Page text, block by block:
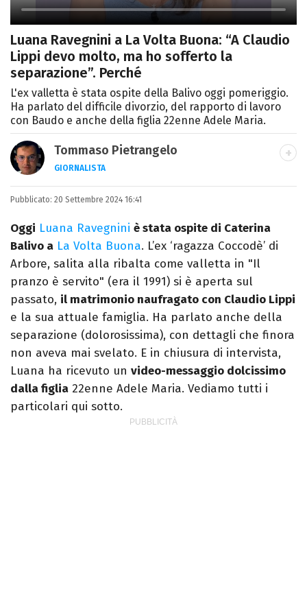
Luana Ravegnini a La Volta Buona: “A Claudio
Lippi devo molto, ma ho sofferto la
separazione”. Perché
L'ex valletta è stata ospite della Balivo oggi pomeriggio.
Ha parlato del difficile divorzio, del rapporto di lavoro
con Baudo e anche della figlia 22enne Adele Maria.
Tommaso Pietrangelo
GIORNALISTA
Autore, giornalista, cantautore. Laureato in
cinema, poesia e Shakespeare. Scrive
canzoni e ama i gatti.
Pubblicato: 20 Settembre 2024 16:41
Oggi Luana Ravegnini è stata ospite di Caterina
Balivo a La Volta Buona. L’ex ‘ragazza Coccodè’ di
Arbore, salita alla ribalta come valletta in "Il
pranzo è servito" (era il 1991) si è aperta sul
passato, il matrimonio naufragato con Claudio Lippi
e la sua attuale famiglia. Ha parlato anche della
separazione (dolorosissima), con dettagli che finora
non aveva mai svelato. E in chiusura di intervista,
Luana ha ricevuto un video-messaggio dolcissimo
dalla figlia 22enne Adele Maria. Vediamo tutti i
particolari qui sotto.